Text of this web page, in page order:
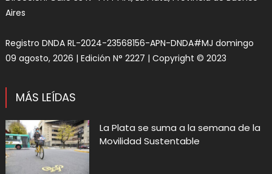
Aires
Registro DNDA RL-2024-23568156-APN-DNDA#MJ domingo
09 agosto, 2026 | Edición N° 2227 | Copyright © 2023
MÁS LEÍDAS
La Plata se suma a la semana de la
Movilidad Sustentable